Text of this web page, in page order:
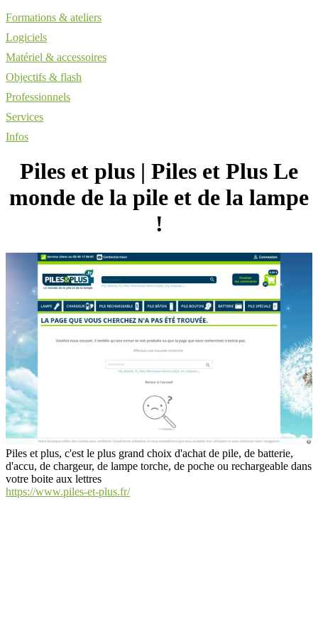
Formations & ateliers
Logiciels
Matériel & accessoires
Objectifs & flash
Professionnels
Services
Infos
Piles et plus | Piles et Plus Le
monde de la pile et de la lampe
!
Piles et plus, c'est le plus grand choix d'achat de pile, de batterie,
d'accu, de chargeur, de lampe torche, de poche ou rechargeable dans
votre boite aux lettres
https://www.piles-et-plus.fr/